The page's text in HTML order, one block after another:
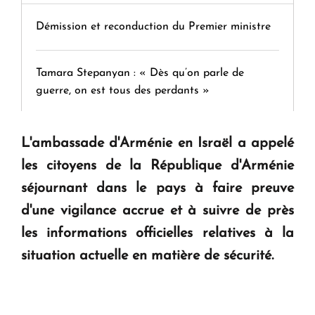
Démission et reconduction du Premier ministre
Tamara Stepanyan : « Dès qu’on parle de
guerre, on est tous des perdants »
" Tant qu'il n'existe pas d'alternative concrète, la
KASA : 30 ans d'audace, de résilience et d'avenir
en Arménie
L'ambassade d'Arménie en Israël a appelé
les citoyens de la République d'Arménie
séjournant dans le pays à faire preuve
d'une vigilance accrue et à suivre de près
les informations officielles relatives à la
situation actuelle en matière de sécurité.